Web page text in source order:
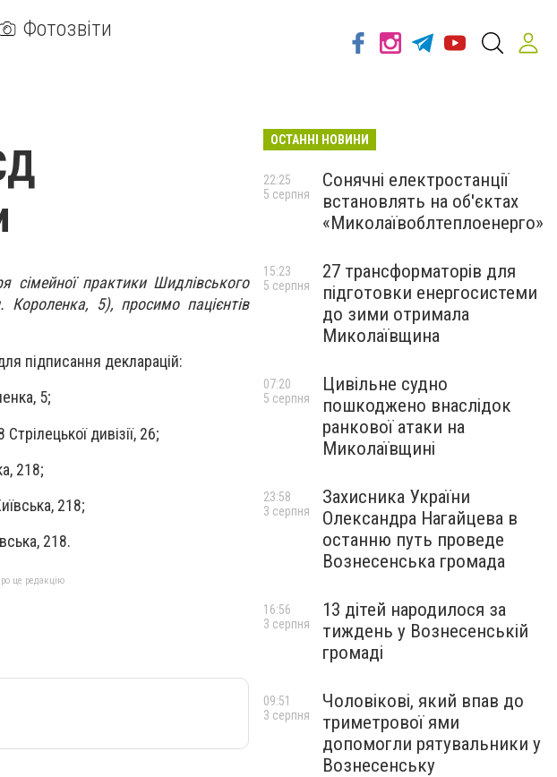
Фотозвіти
сімейної практики Шидлівського
5), просимо пацієнтів
підписання декларацій:
5;
дивізії, 26;
218;
218;
218.
це редакцію
ОСТАННІ НОВИНИ
Сонячні електростанції
встановлять на об'єктах
«Миколаївоблтеплоенерго»
22:25
5 серпня
27 трансформаторів для
підготовки енергосистеми
до зими отримала
Миколаївщина
15:23
5 серпня
Цивільне судно
пошкоджено внаслідок
ранкової атаки на
Миколаївщині
07:20
5 серпня
Захисника України
Олександра Нагайцева в
останню путь проведе
Вознесенська громада
23:58
3 серпня
13 дітей народилося за
тиждень у Вознесенській
громаді
16:56
3 серпня
Чоловікові, який впав до
триметрової ями
допомогли рятувальники у
Вознесенську
09:51
3 серпня